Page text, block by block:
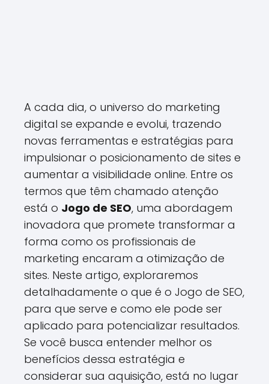
A cada dia, o universo do marketing
digital se expande e evolui, trazendo
novas ferramentas e estratégias para
impulsionar o posicionamento de sites e
aumentar a visibilidade online. Entre os
termos que têm chamado atenção
está o Jogo de SEO, uma abordagem
inovadora que promete transformar a
forma como os profissionais de
marketing encaram a otimização de
sites. Neste artigo, exploraremos
detalhadamente o que é o Jogo de SEO,
para que serve e como ele pode ser
aplicado para potencializar resultados.
Se você busca entender melhor os
benefícios dessa estratégia e
considerar sua aquisição, está no lugar